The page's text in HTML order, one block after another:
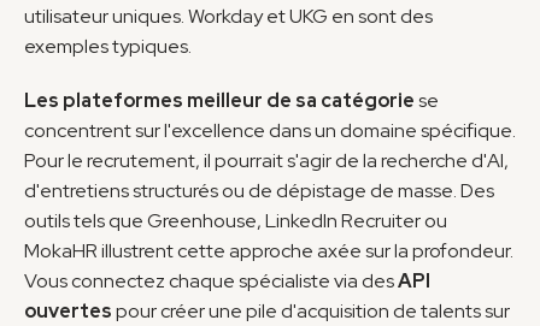
utilisateur uniques. Workday et UKG en sont des
exemples typiques.
Les plateformes meilleur de sa catégorie se
concentrent sur l'excellence dans un domaine spécifique.
Pour le recrutement, il pourrait s'agir de la recherche d'AI,
d'entretiens structurés ou de dépistage de masse. Des
outils tels que Greenhouse, LinkedIn Recruiter ou
MokaHR illustrent cette approche axée sur la profondeur.
Vous connectez chaque spécialiste via des API
ouvertes pour créer une pile d'acquisition de talents sur